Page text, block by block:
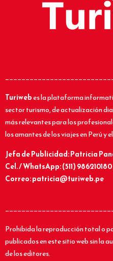
Turiwebes la plataforma
sector turismo, de actualización
más relevantes para los
los amantes de los viajes en Perú y
Jefa de Publicidad: Patricia
Cel. / WhatsApp: (511) 986210180
Correo: patricia@turiweb.pe
Prohibida la reproducción total o
publicados en este sitio web sin la
de los editores.